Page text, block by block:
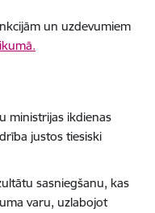
un uzdevumiem
ministrijas ikdienas
justos tiesiski
sasniegšanu, kas
varu, uzlabojot